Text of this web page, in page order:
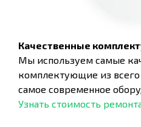
Качественные
Мы используем самые
комплектующие из
самое современное
Узнать стоимость